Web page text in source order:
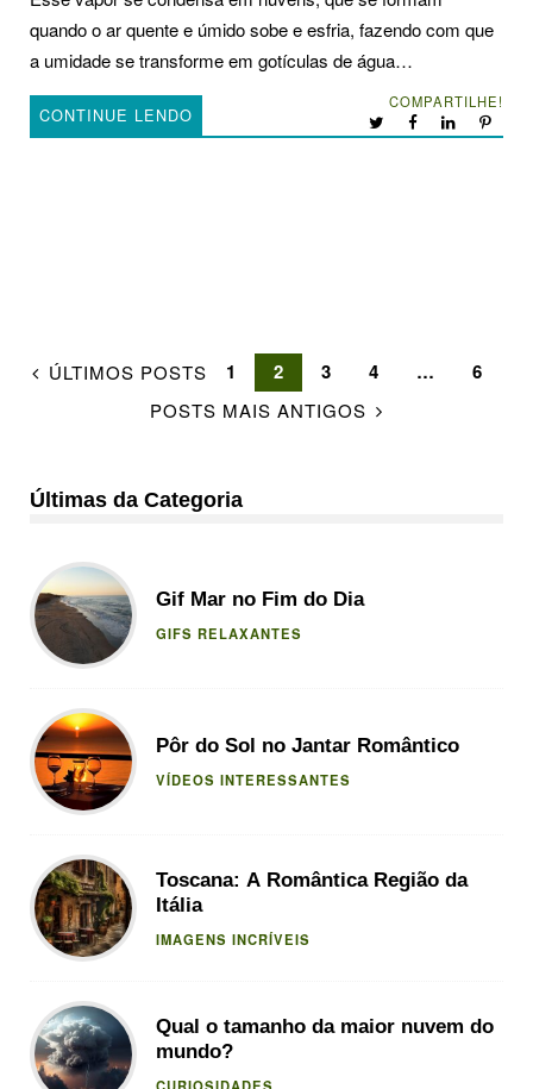
quando o ar quente e úmido sobe e esfria, fazendo com que
a umidade se transforme em gotículas de água…
CONTINUE LENDO
COMPARTILHE!
ÚLTIMOS POSTS 1 2 3 4 … 6
POSTS MAIS ANTIGOS
Últimas da Categoria
Gif Mar no Fim do Dia
GIFS RELAXANTES
Pôr do Sol no Jantar Romântico
VÍDEOS INTERESSANTES
Toscana: A Romântica Região da
Itália
IMAGENS INCRÍVEIS
Qual o tamanho da maior nuvem do
mundo?